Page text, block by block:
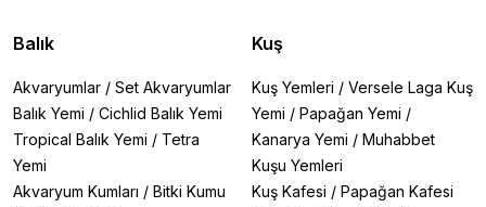
Balık
Akvaryumlar / Set Akvaryumlar
Balık Yemi / Cichlid Balık Yemi
Tropical Balık Yemi / Tetra
Yemi
Akvaryum Kumları / Bitki Kumu
Kuş
Kuş Yemleri / Versele Laga Kuş
Yemi / Papağan Yemi /
Kanarya Yemi / Muhabbet
Kuşu Yemleri
Kuş Kafesi / Papağan Kafesi